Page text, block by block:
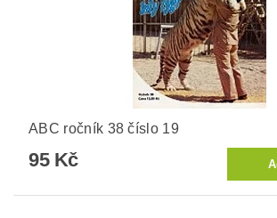
ABC ročník 38 číslo 19
95 Kč